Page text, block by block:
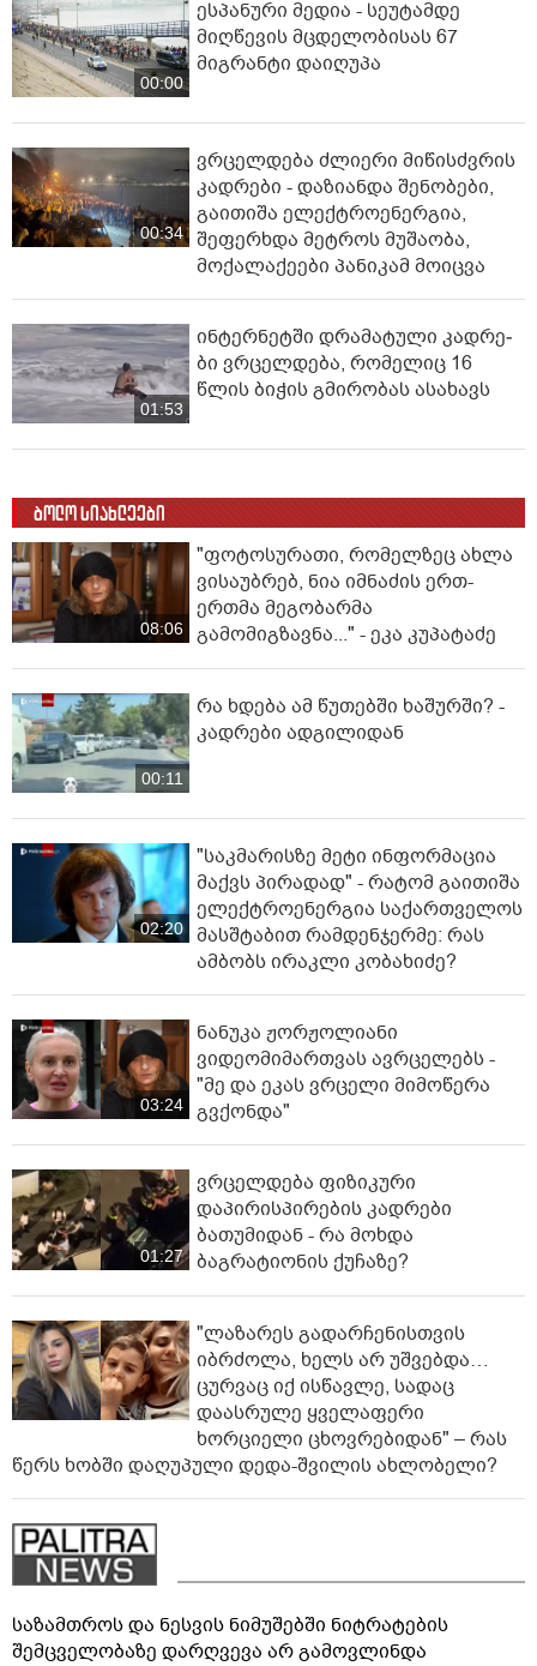
00:00
ესპანური მედია - სეუტამდე
მიღწევის მცდელობისას 67
მიგრანტი დაიღუპა
00:34
ვრცელდება ძლიერი მიწისძვრის
კადრები - დაზიანდა შენობები,
გაითიშა ელექტროენერგია,
შეფერხდა მეტროს მუშაობა,
მოქალაქეები პანიკამ მოიცვა
01:53
ინ­ტერ­ნეტ­ში დრა­მა­ტუ­ლი კად­რე­
ბი ვრცელდება, რომელიც 16
წლის ბიჭის გმირობას ასახავს
ბოლო სიახლეები
08:06
"ფოტოსურათი, რომელზეც ახლა
ვისაუბრებ, ნია იმნაძის ერთ-
ერთმა მეგობარმა
გამომიგზავნა..." - ეკა კუპატაძე
00:11
რა ხდება ამ წუთებში ხაშურში? -
კადრები ადგილიდან
02:20
"საკმარისზე მეტი ინფორმაცია
მაქვს პირადად" - რატომ გაითიშა
ელექტროენერგია საქართველოს
მასშტაბით რამდენჯერმე: რას
ამბობს ირაკლი კობახიძე?
03:24
ნანუკა ჟორჟოლიანი
ვიდეომიმართვას ავრცელებს -
"მე და ეკას ვრცელი მიმოწერა
გვქონდა"
01:27
ვრცელდება ფიზიკური
დაპირისპირების კადრები
ბათუმიდან - რა მოხდა
ბაგრატიონის ქუჩაზე?
"ლაზარეს გადარჩენისთვის
იბრძოლა, ხელს არ უშვებდა…
ცურვაც იქ ისწავლე, სადაც
დაასრულე ყველაფერი
ხორციელი ცხოვრებიდან" – რას
წერს ხობში დაღუპული დედა-შვილის ახლობელი?
საზამთროს და ნესვის ნიმუშებში ნიტრატების
შემცველობაზე დარღვევა არ გამოვლინდა